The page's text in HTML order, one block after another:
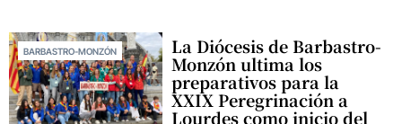
BARBASTRO-MONZÓN La Diócesis de Barbastro-
Monzón ultima los
preparativos para la
XXIX Peregrinación a
Lourdes como inicio del